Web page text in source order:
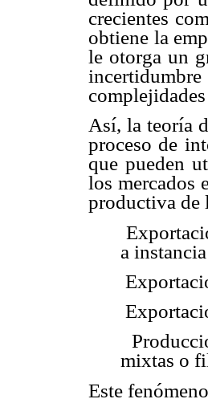
crecientes
obtiene la
le otorga un
Así, la teoría
proceso de
que pueden
los mercados
productiva de
a
mixtas o
Este